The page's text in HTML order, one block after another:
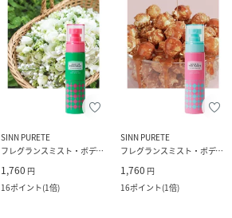
SINN PURETE
フレグランスミスト・ボディミスト
1,760 円
16ポイント(1倍)
SINN PURETE
フレグランスミスト・ボディミスト
1,760 円
16ポイント(1倍)